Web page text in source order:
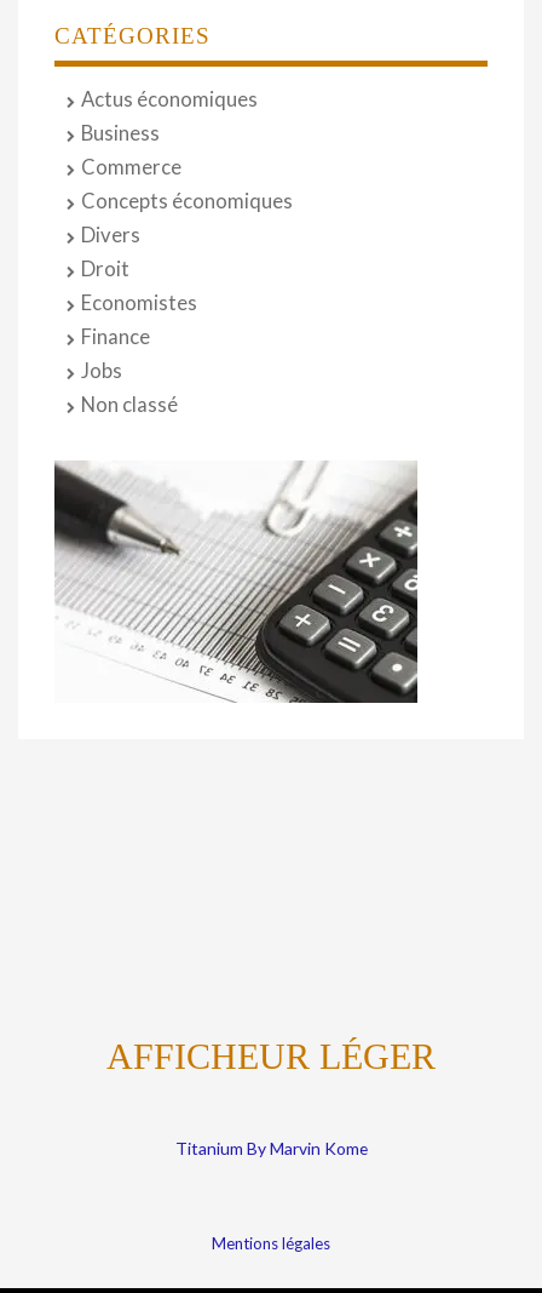
CATÉGORIES
Actus économiques
Business
Commerce
Concepts économiques
Divers
Droit
Economistes
Finance
Jobs
Non classé
AFFICHEUR LÉGER
Titanium By Marvin Kome
Mentions légales